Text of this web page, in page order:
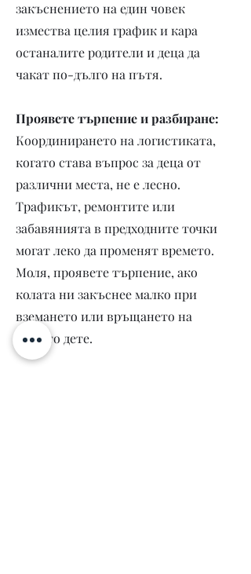
закъснението на един човек
измества целия график и кара
останалите родители и деца да
чакат по-дълго на пътя.
Проявете търпение и разбиране:
Координирането на логистиката,
когато става въпрос за деца от
различни места, не е лесно.
Трафикът, ремонтите или
забавянията в предходните точки
могат леко да променят времето.
Моля, проявете търпение, ако
колата ни закъснее малко при
вземането или връщането на
вашето дете.